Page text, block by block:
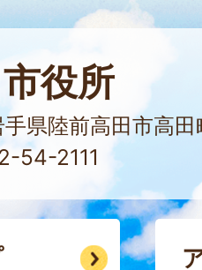
役所
県陸前高田市高田
54-2111